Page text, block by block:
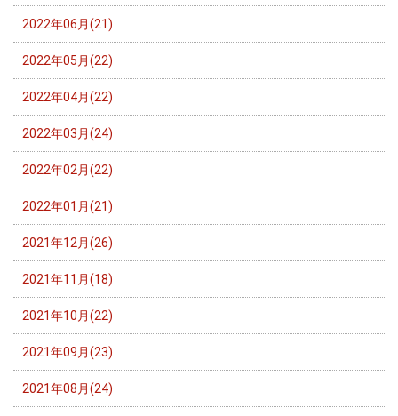
2022年06月(21)
2022年05月(22)
2022年04月(22)
2022年03月(24)
2022年02月(22)
2022年01月(21)
2021年12月(26)
2021年11月(18)
2021年10月(22)
2021年09月(23)
2021年08月(24)